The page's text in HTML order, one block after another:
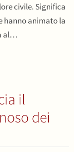
civile. Significa
hanno animato la
al…
il
dei